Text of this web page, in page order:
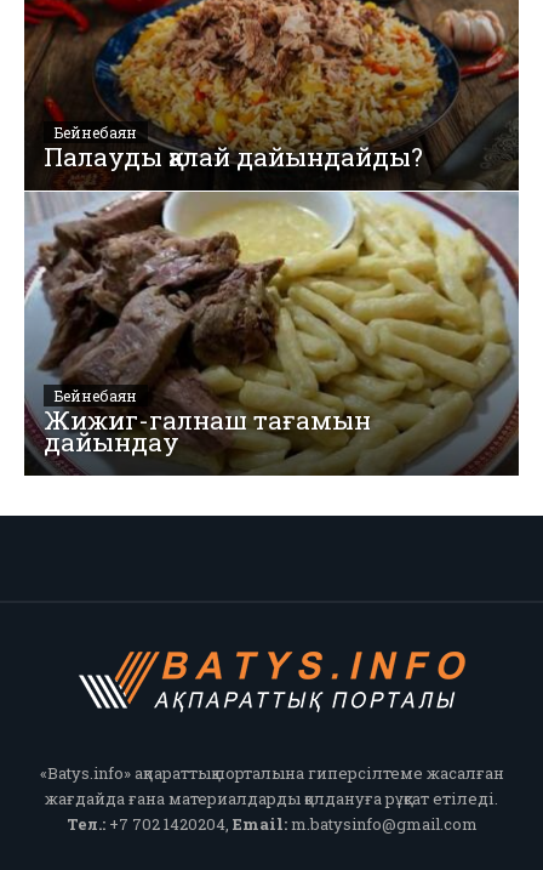
Бейнебаян
Палауды қалай дайындайды?
Бейнебаян
Жижиг-галнаш тағамын
дайындау
«Batys.info» ақпараттық порталына гиперсілтеме жасалған
жағдайда ғана материалдарды қолдануға рұқсат етіледі.
Тел.:+7 702 1420204, Email:m.batysinfo@gmail.com